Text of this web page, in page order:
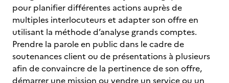
pour planifier différentes actions auprès de
multiples interlocuteurs et adapter son offre en
utilisant la méthode d’analyse grands comptes.
Prendre la parole en public dans le cadre de
soutenances client ou de présentations à plusieurs
afin de convaincre de la pertinence de son offre,
démarrer une mission ou vendre un service ou un